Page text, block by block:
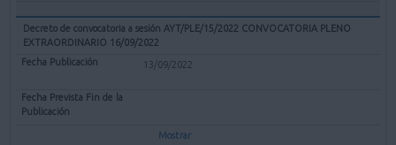
Decreto de convocatoria a sesión AYT/PLE/15/2022 CONVOCATORIA PLENO
EXTRAORDINARIO 16/09/2022
13/09/2022
Mostrar